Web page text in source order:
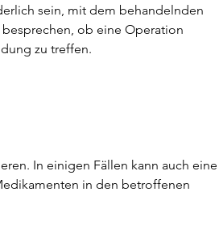
sein, mit dem behandelnden
ob eine Operation
zu treffen.
In einigen Fällen kann auch eine
in den betroffenen